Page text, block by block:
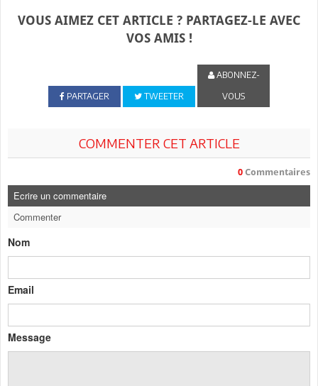
VOUS AIMEZ CET ARTICLE ? PARTAGEZ-LE AVEC
VOS AMIS !
PARTAGER TWEETER
ABONNEZ-
VOUS
COMMENTER CET ARTICLE
0 Commentaires
Ecrire un commentaire
Commenter
Nom
Email
Message